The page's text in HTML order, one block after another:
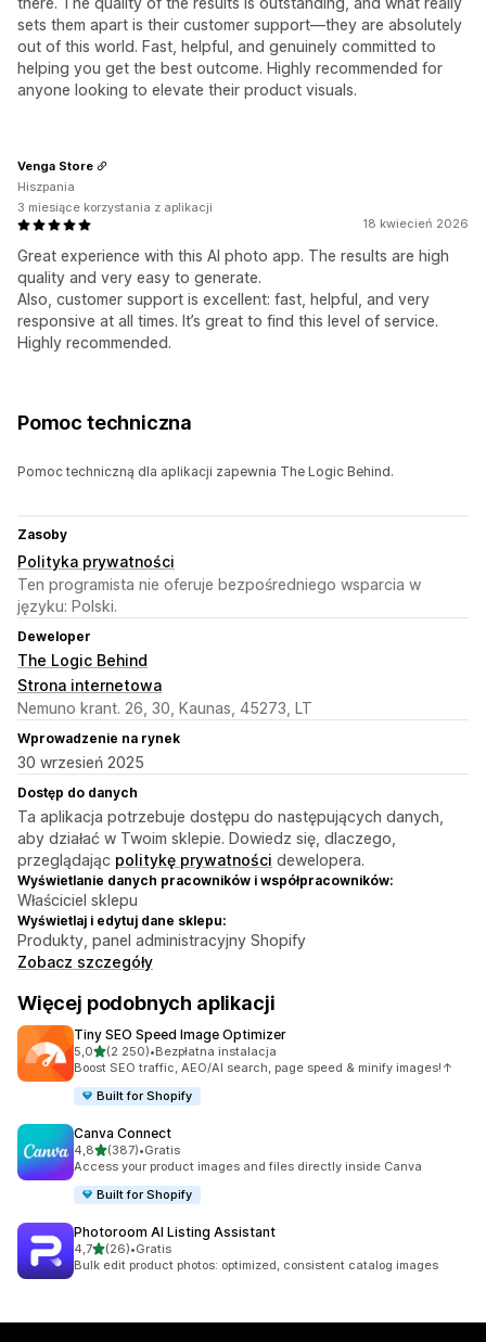
sets them apart is their customer support—they are absolutely
out of this world. Fast, helpful, and genuinely committed to
helping you get the best outcome. Highly recommended for
anyone looking to elevate their product visuals.
18 kwiecień 2026
Great experience with this AI photo app. The results are high
quality and very easy to generate.
Also, customer support is excellent: fast, helpful, and very
responsive at all times. It’s great to find this level of service.
Highly recommended.
Venga Store
Hiszpania
3 miesiące korzystania z aplikacji
Pomoc techniczna
Pomoc techniczną dla aplikacji zapewnia The Logic Behind.
Zasoby
Polityka prywatności
Ten programista nie oferuje bezpośredniego wsparcia w
języku: Polski.
Deweloper
The Logic Behind
Strona internetowa
Nemuno krant. 26, 30, Kaunas, 45273, LT
Wprowadzenie na rynek
30 wrzesień 2025
Dostęp do danych
Ta aplikacja potrzebuje dostępu do następujących danych,
aby działać w Twoim sklepie. Dowiedz się, dlaczego,
przeglądając politykę prywatności dewelopera.
Wyświetlanie danych pracowników i współpracowników:
Właściciel sklepu
Wyświetlaj i edytuj dane sklepu:
Produkty, panel administracyjny Shopify
Zobacz szczegóły
Więcej podobnych aplikacji
Tiny SEO Speed Image Optimizer
5,0na 5 gwiazdek
(2 250)
Łączna liczba recenzji: 2250
•Bezpłatna instalacja
Boost SEO traffic, AEO/AI search, page speed & minify images!↑
Built for Shopify
Canva Connect
4,8na 5 gwiazdek
(387)
Łączna liczba recenzji: 387
•Gratis
Access your product images and files directly inside Canva
Built for Shopify
Photoroom AI Listing Assistant
4,7na 5 gwiazdek
(26)
Łączna liczba recenzji: 26
•Gratis
Bulk edit product photos: optimized, consistent catalog images